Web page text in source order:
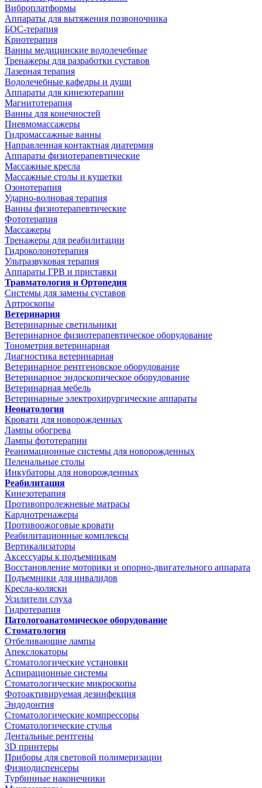
Виброплатформы
Аппараты для вытяжения позвоночника
БОС-терапия
Криотерапия
Ванны медицинские водолечебные
Тренажеры для разработки суставов
Лазерная терапия
Водолечебные кафедры и души
Аппараты для кинезотерапии
Магнитотерапия
Ванны для конечностей
Пневмомассажеры
Гидромассажные ванны
Направленная контактная диатермия
Аппараты физиотерапевтические
Массажные кресла
Массажные столы и кушетки
Озонотерапия
Ударно-волновая терапия
Ванны физиотерапевтические
Фототерапия
Массажеры
Тренажеры для реабилитации
Гидроколонотерапия
Ультразвуковая терапия
Аппараты ГРВ и приставки
Травматология и Ортопедия
Системы для замены суставов
Артроскопы
Ветеринария
Ветеринарные светильники
Ветеринарное физиотерапевтическое оборудование
Тонометрия ветеринарная
Диагностика ветеринарная
Ветеринарное рентгеновское оборудование
Ветеринарное эндоскопическое оборудование
Ветеринарная мебель
Ветеринарные электрохирургические аппараты
Неонатология
Кровати для новорожденных
Лампы обогрева
Лампы фототерапии
Реанимационные системы для новорожденных
Пеленальные столы
Инкубаторы для новорожденных
Реабилитация
Кинезотерапия
Противопролежневые матрасы
Кардиотренажеры
Противоожоговые кровати
Реабилитационные комплексы
Вертикализаторы
Аксессуары к подъемникам
Восстановление моторики и опорно-двигательного аппарата
Подъемники для инвалидов
Кресла-коляски
Усилители слуха
Гидротерапия
Патологоанатомическое оборудование
Стоматология
Отбеливающие лампы
Апекслокаторы
Стоматологические установки
Аспирационные системы
Стоматологические микроскопы
Фотоактивируемая дезинфекция
Эндодонтия
Стоматологические компрессоры
Стоматологические стулья
Дентальные рентгены
3D принтеры
Приборы для световой полимеризации
Физиодиспенсеры
Турбинные наконечники